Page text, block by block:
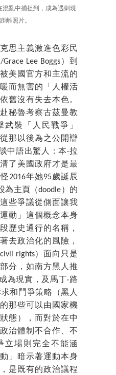
亂中捕捉到，成為遇刺現
離照片。
思主義激進色彩民
Lee Boggs）到
美國官方和主流的
而無害的「人權活
舊沒有失去本色。
秘魯考察古茲曼教
裝「人民戰爭」
那以後為之公開辯
中語出驚人：本·拉
了美國政府才是最
2016年她95歲誕辰
為主頁（doodle）的
些爭議從側面讓我
動」這個概念本身
歷史通行的名稱，
去政治化的風險，
rights）面向只是
分，如南方黑人推
為現實，及馬丁·路
和鬥爭策略（黑人
那些可以由國家機
態），而對於在中
治體制不合作、不
立場則完全不能涵
」暗示著運動本身
是既有的政治議程